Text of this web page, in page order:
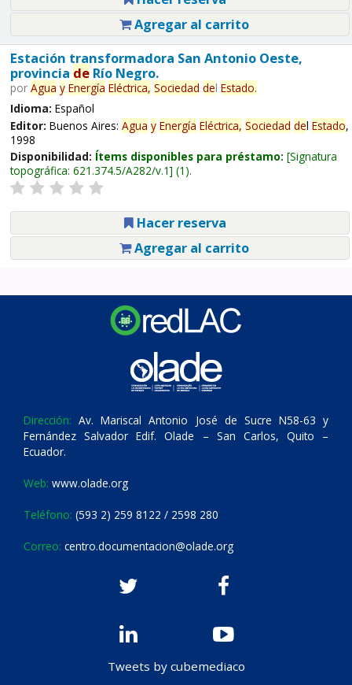
Agregar al carrito
Estación transformadora San Antonio Oeste,
provincia deRío Negro.
por Agua y Energía Eléctrica, Sociedad del Estado.
Idioma: Español
Editor: Buenos Aires: Agua y Energía Eléctrica, Sociedad del Estado,
1998
Disponibilidad: Ítems disponibles para préstamo: Signatura
topográfica: 621.374.5/A282/v.1 (1).
Hacer reserva
Agregar al carrito
Dirección: Av. Mariscal Antonio José de Sucre N58-63 y
Fernández Salvador Edif. Olade – San Carlos, Quito –
Ecuador.
Web: www.olade.org
Teléfono: (593 2) 259 8122 / 2598 280
Correo: centro.documentacion@olade.org
Tweets by cubemediaco